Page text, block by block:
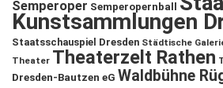
Semperoper Semperopernball
Kunstsammlungen
Staatsschauspiel Dresden Städtische
Theater Theaterzelt Rathen
Dresden-Bautzen eG Waldbühne